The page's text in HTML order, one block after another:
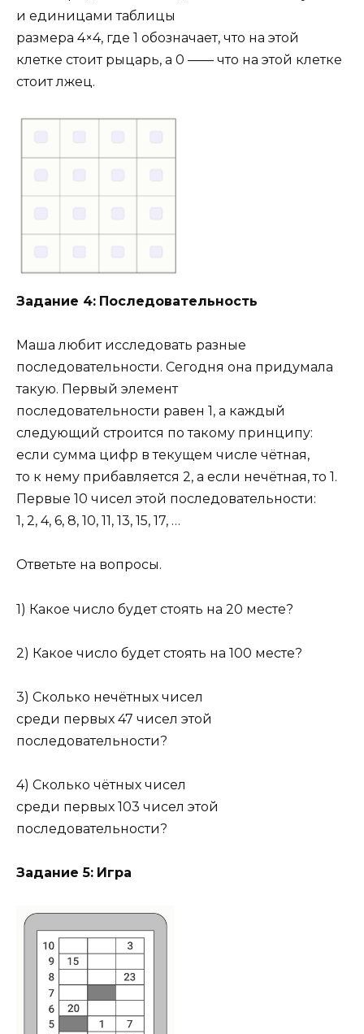
и единицами таблицы
размера 4×4, где 1 обозначает, что на этой
клетке стоит рыцарь, а 0 —— что на этой клетке
стоит лжец.
Задание 4: Последовательность
Маша любит исследовать разные
последовательности. Сегодня она придумала
такую. Первый элемент
последовательности равен 1, а каждый
следующий строится по такому принципу:
если сумма цифр в текущем числе чётная,
то к нему прибавляется 2, а если нечётная, то 1.
Первые 10 чисел этой последовательности:
1, 2, 4, 6, 8, 10, 11, 13, 15, 17, …
Ответьте на вопросы.
1) Какое число будет стоять на 20 месте?
2) Какое число будет стоять на 100 месте?
3) Сколько нечётных чисел
среди первых 47 чисел этой
последовательности?
4) Сколько чётных чисел
среди первых 103 чисел этой
последовательности?
Задание 5: Игра